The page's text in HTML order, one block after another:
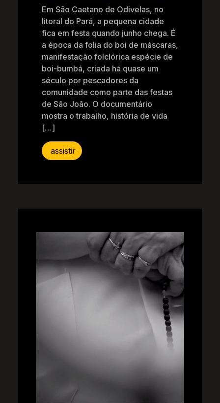
Em São Caetano de Odivelas, no
litoral do Pará, a pequena cidade
fica em festa quando junho chega. É
a época da folia do boi de máscaras,
manifestação folclórica espécie de
boi-bumbá, criada há quase um
século por pescadores da
comunidade como parte das festas
de São João. O documentário
mostra o trabalho, história de vida
[…]
assistir